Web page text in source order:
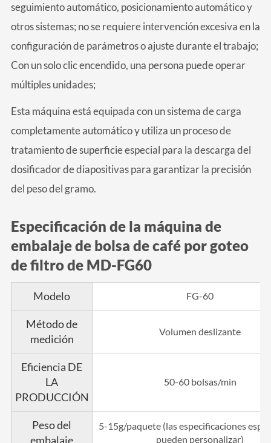
seguimiento automático, posicionamiento automático y
otros sistemas; no se requiere intervención excesiva en la
configuración de parámetros o ajuste durante el trabajo;
Con un solo clic encendido, una persona puede operar
múltiples unidades;
Esta máquina está equipada con un sistema de carga
completamente automático y utiliza un proceso de
tratamiento de superficie especial para la descarga del
dosificador de diapositivas para garantizar la precisión
del peso del gramo.
Especificación de la máquina de
embalaje de bolsa de café por goteo
de filtro de MD-FG60
Modelo FG-60
Método de
medición
Volumen deslizante
Eficiencia DE
LA
PRODUCCIÓN
50-60 bolsas/min
Peso del
embalaje
5-15g/paquete (las especificaciones
pueden personalizar)